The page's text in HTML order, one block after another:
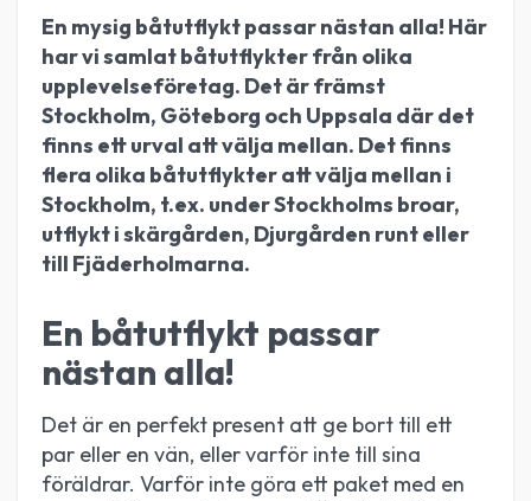
En mysig båtutflykt passar nästan alla! Här
har vi samlat båtutflykter från olika
upplevelseföretag. Det är främst
Stockholm, Göteborg och Uppsala där det
finns ett urval att välja mellan. Det finns
flera olika båtutflykter att välja mellan i
Stockholm, t.ex. under Stockholms broar,
utflykt i skärgården, Djurgården runt eller
till Fjäderholmarna.
En båtutflykt passar
nästan alla!
Det är en perfekt present att ge bort till ett
par eller en vän, eller varför inte till sina
föräldrar. Varför inte göra ett paket med en